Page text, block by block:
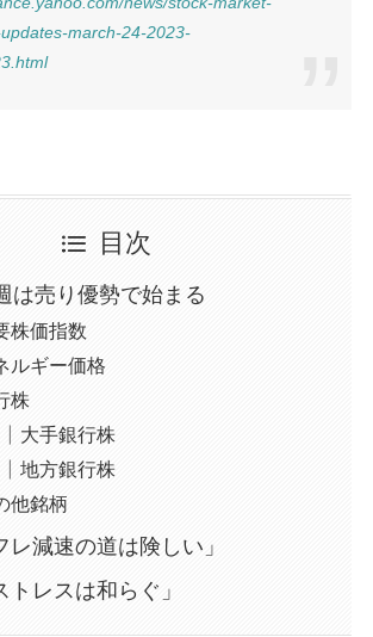
march-24-2023-
目次
は売り優勢で始まる
株価指数
ルギー価格
株
大手銀行株
地方銀行株
他銘柄
レ減速の道は険しい」
トレスは和らぐ」